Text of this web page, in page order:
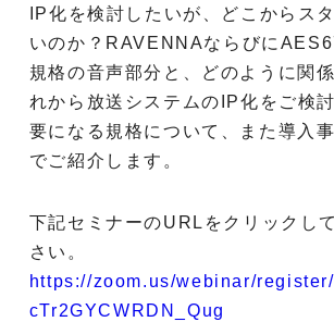
IP化を検討したいが、どこからス
いのか？RAVENNAならびに
規格の音声部分と、どのように関
れから放送システムのIP化をご検
要になる規格について、また導入
でご紹介します。
下記セミナーのURLをクリックし
さい。
https://zoom.us/webinar/
cTr2GYCWRDN_Qug